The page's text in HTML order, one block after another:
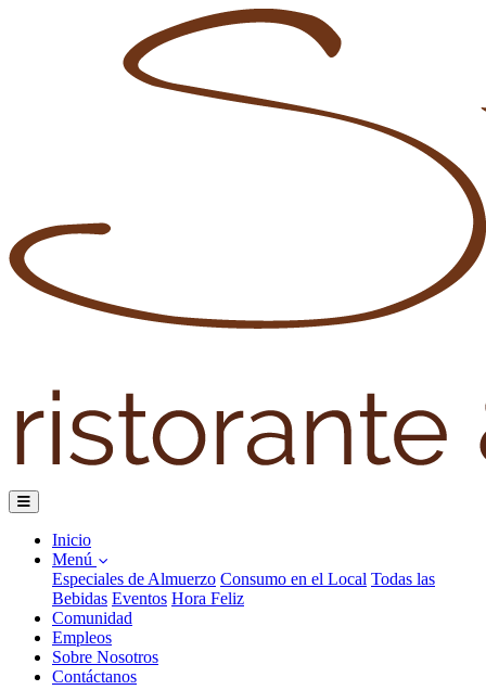
Inicio
Menú
Especiales de Almuerzo Consumo en el Local Todas las
Bebidas Eventos Hora Feliz
Comunidad
Empleos
Sobre Nosotros
Contáctanos